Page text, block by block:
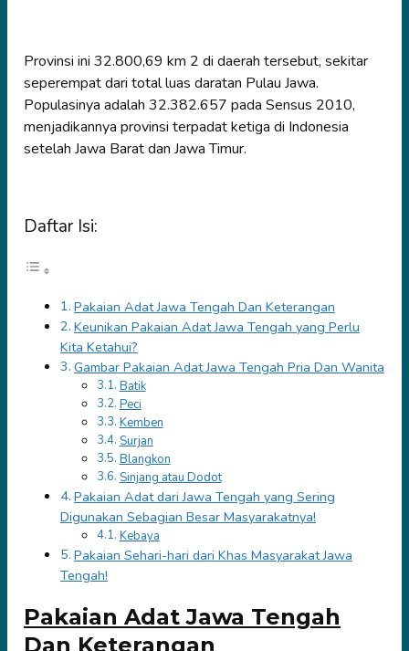
Provinsi ini 32.800,69 km 2 di daerah tersebut, sekitar
seperempat dari total luas daratan Pulau Jawa.
Populasinya adalah 32.382.657 pada Sensus 2010,
menjadikannya provinsi terpadat ketiga di Indonesia
setelah Jawa Barat dan Jawa Timur.
Daftar Isi:
Pakaian Adat Jawa Tengah Dan Keterangan
Keunikan Pakaian Adat Jawa Tengah yang Perlu
Kita Ketahui?
Gambar Pakaian Adat Jawa Tengah Pria Dan Wanita
Batik
Peci
Kemben
Surjan
Blangkon
Sinjang atau Dodot
Pakaian Adat dari Jawa Tengah yang Sering
Digunakan Sebagian Besar Masyarakatnya!
Kebaya
Pakaian Sehari-hari dari Khas Masyarakat Jawa
Tengah!
Pakaian Adat Jawa Tengah
Dan Keterangan